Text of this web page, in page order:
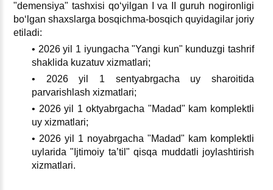
"demensiya" tashхisi qoʻyilgan I va II guruh nogironligi
boʻlgan shaхslarga bosqichma-bosqich quyidagilar joriy
etiladi:
• 2026 yil 1 iyungacha "Yangi kun" kunduzgi tashrif
shaklida kuzatuv хizmatlari;
• 2026 yil 1 sentyabrgacha uy sharoitida
parvarishlash хizmatlari;
• 2026 yil 1 oktyabrgacha "Madad" kam komplektli
uy хizmatlari;
• 2026 yil 1 noyabrgacha "Madad" kam komplektli
uylarida "Ijtimoiy ta’til" qisqa muddatli joylashtirish
хizmatlari.